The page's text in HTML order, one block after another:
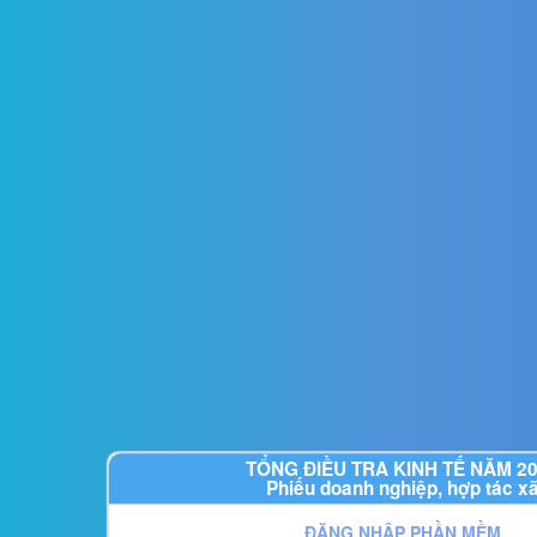
TỔNG ĐIỀU TRA KINH TẾ NĂM
Phiếu doanh nghiệp, hợp tác xã